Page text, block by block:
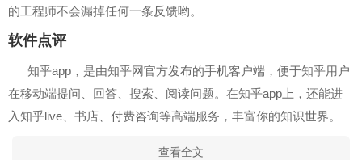
的工程师不会漏掉任何一条反馈哟。
软件点评
知乎app，是由知乎网官方发布的手机客户端，便于知乎用户
在移动端提问、回答、搜索、阅读问题。在知乎app上，还能进
入知乎live、书店、付费咨询等高端服务，丰富你的知识世界。
查看全文